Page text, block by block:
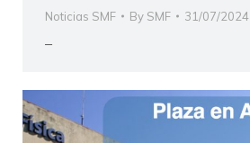
Noticias SMF By SMF 31/07/2024
–